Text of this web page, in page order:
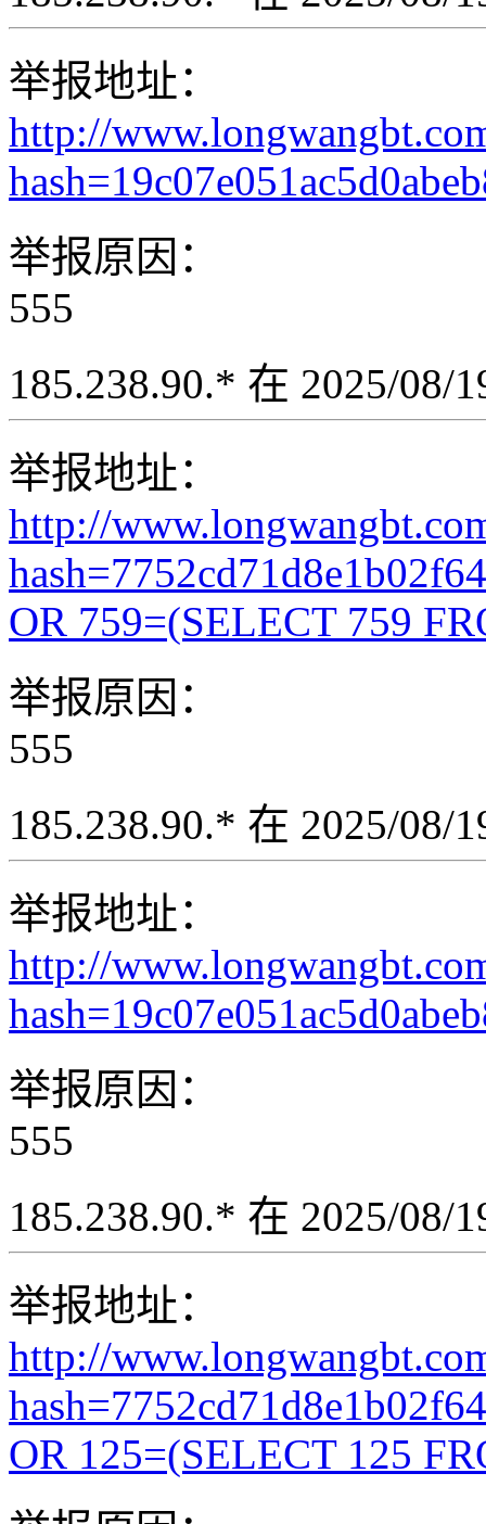
举报地址：
http://
举报原因：
555
185.238.90.* 在 2025/08/
举报地址：
http://
OR 759=(SELECT 759
举报原因：
555
185.238.90.* 在 2025/08/
举报地址：
http://
举报原因：
555
185.238.90.* 在 2025/08/
举报地址：
http://
OR 125=(SELECT 125